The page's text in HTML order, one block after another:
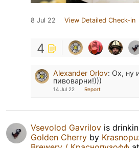
8 Jul 22 View Detailed Check-in
4
Alexander Orlov: Ох, ну
пивоварни!)))
14 Jul 22 Report
Vsevolod Gavrilov is
Golden Cherry by